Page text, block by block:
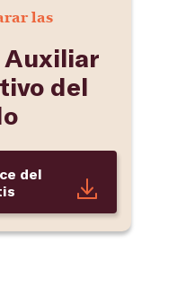
las
Auxiliar
del
del